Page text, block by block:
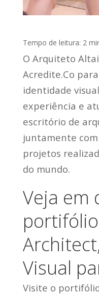
Tempo de leitura: 2
O Arquiteto
Acredite.Co
identidade
experiência e
escritório de
juntamente
projetos
do mundo.
Veja em
Visual
Visite o